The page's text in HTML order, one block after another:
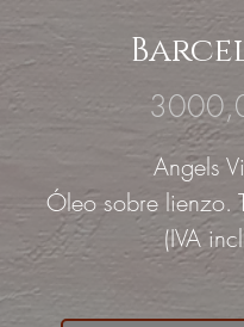
Angels
Óleo sobre lienzo.
(IVA